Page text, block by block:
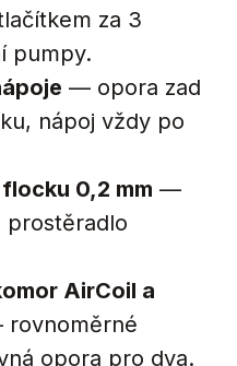
za 3
pumpy.
— opora zad
nápoj vždy po
0,2 mm —
prostěradlo
AirCoil a
opora pro dva.